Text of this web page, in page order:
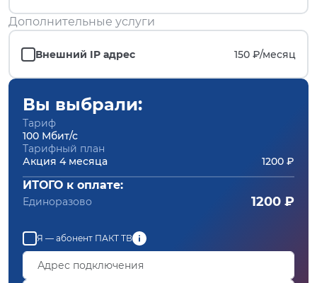
Дополнительные услуги
Внешний IP адрес 150 ₽/месяц
Вы выбрали:
Тариф
100 Мбит/с
Тарифный план
Акция 4 месяца
1200 ₽
ИТОГО к оплате:
Единоразово 1200 ₽
Я — абонент ПАКТ ТВ